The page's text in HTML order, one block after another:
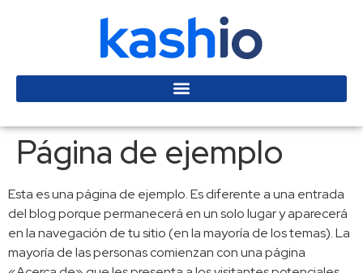
Página de ejemplo
Esta es una página de ejemplo. Es diferente a una entrada
del blog porque permanecerá en un solo lugar y aparecerá
en la navegación de tu sitio (en la mayoría de los temas). La
mayoría de las personas comienzan con una página